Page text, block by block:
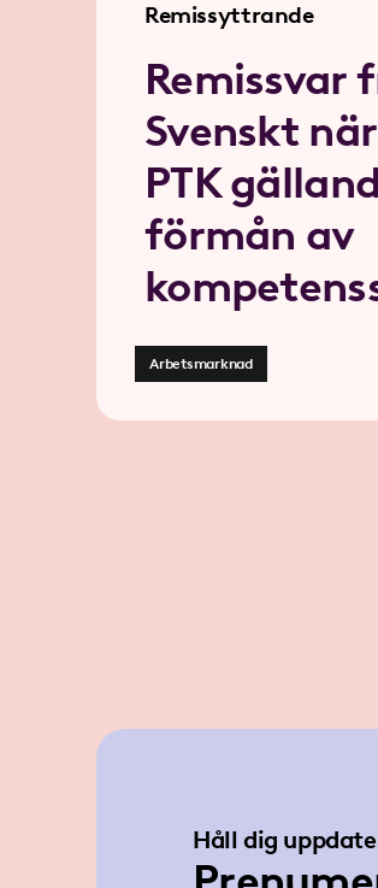
Remissyttrande
Remissvar
Svenskt
PTK
förmån av
Arbetsmarknad
Håll dig